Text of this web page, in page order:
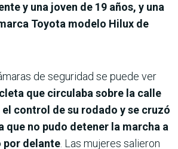
y una joven de 19 años, y una
Toyota modelo Hilux de
de seguridad se puede ver
que circulaba sobre la calle
control de su rodado y se cruzó
que no pudo detener la marcha a
por delante. Las mujeres salieron